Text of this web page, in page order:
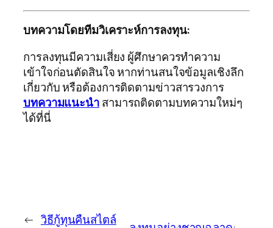
บทความโดยทีมวิเคราะห์การลงทุน:
การลงทุนมีความเสี่ยง ผู้ศึกษาควรทำความ
เข้าใจก่อนตัดสินใจ หากท่านสนใจข้อมูลเชิงลึก
เกี่ยวกับหรือต้องการติดตามข่าวสารวงการ
บทความแนะนำสามารถติดตามบทความใหม่ๆ
ได้ที่นี่
← วิธีกู้ทุนคืนสไตล์